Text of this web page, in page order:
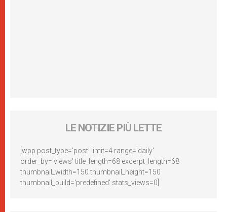
LE NOTIZIE PIÙ LETTE
[wpp post_type='post' limit=4 range='daily'
order_by='views' title_length=68 excerpt_length=68
thumbnail_width=150 thumbnail_height=150
thumbnail_build='predefined' stats_views=0]